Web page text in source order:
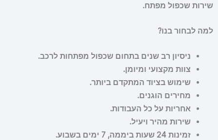
שירות שכפול מפתח.
למה לבחור בנו?
ניסיון רב שנים בתחום שכפול מפתחות לרכב.
צוות מקצועי ומיומן.
שימוש בציוד המתקדם ביותר.
מחירים הוגנים.
אחריות על כל העבודות.
שירות מהיר ויעיל.
זמינות 24 שעות ביממה, 7 ימים בשבוע.